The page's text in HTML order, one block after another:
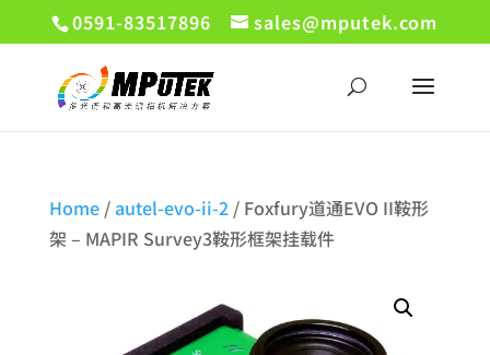
0591-83517896 sales@mputek.com
Home/ autel-evo-ii-2/ Foxfury道通EVO II鞍形
架 – MAPIR Survey3鞍形框架挂载件